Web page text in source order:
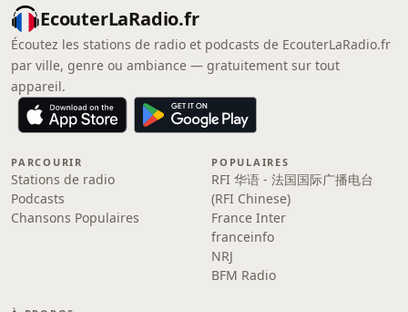
EcouterLaRadio.fr
Écoutez les stations de radio et podcasts de EcouterLaRadio.fr
par ville, genre ou ambiance — gratuitement sur tout
appareil.
PARCOURIR
Stations de radio
Podcasts
Chansons Populaires
POPULAIRES
RFI 华语 - 法国国际广播电台
(RFI Chinese)
France Inter
franceinfo
NRJ
BFM Radio